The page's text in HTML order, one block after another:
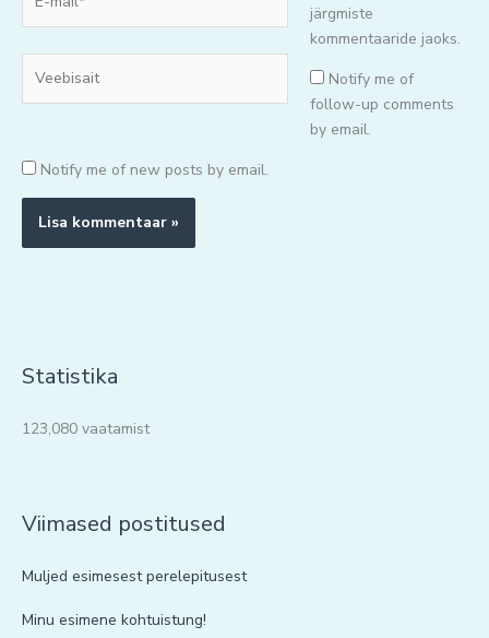
mail*
järgmiste
kommentaaride jaoks.
Notify me of
follow-up comments
by email.
Notify me of new posts by email.
Statistika
123,080 vaatamist
Viimased postitused
Muljed esimesest perelepitusest
Minu esimene kohtuistung!